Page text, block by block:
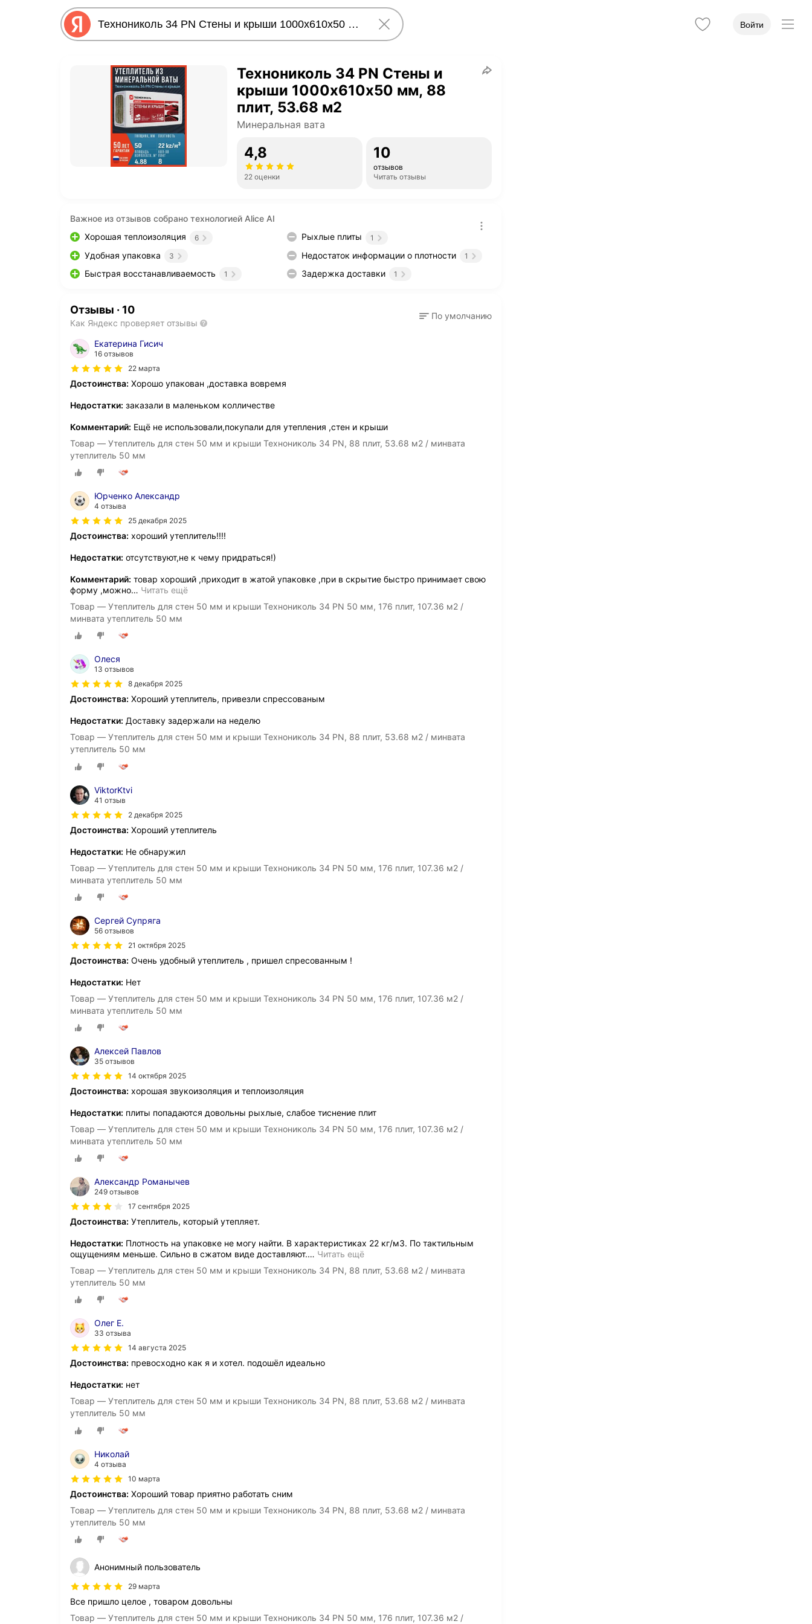
Войти
Технониколь 34 PN Стены и
крыши 1000х610х50 мм, 88
плит, 53.68 м2
Минеральная вата
4,8
22 оценки
10
отзывов
Читать отзывы
Важное из отзывов собрано технологией Alice AI
Хорошая теплоизоляция
6
Удобная упаковка 3
Быстрая восстанавливаемость 1
Рыхлые плиты 1
Недостаток информации о плотности 1
Задержка доставки 1
Отзывы · 10
Как Яндекс проверяет отзывы
По умолчанию
Екатерина Гисич
16 отзывов
22 марта
Достоинства: Хорошо упакован ,доставка вовремя
Недостатки: заказали в маленьком колличестве
Комментарий: Ещё не использовали,покупали для утепления ,стен и крыши
Товар — Утеплитель для стен 50 мм и крыши Технониколь 34 PN, 88 плит, 53.68 м2 / минвата
утеплитель 50 мм
Юрченко Александр
4 отзыва
25 декабря 2025
Достоинства: хороший утеплитель!!!!
Недостатки: отсутствуют,не к чему придраться!)
Комментарий: товар хороший ,приходит в жатой упаковке ,при в скрытие быстро принимает свою
форму ,можно… Читать ещё
Товар — Утеплитель для стен 50 мм и крыши Технониколь 34 PN 50 мм, 176 плит, 107.36 м2 /
минвата утеплитель 50 мм
Олеся
13 отзывов
8 декабря 2025
Достоинства: Хороший утеплитель, привезли спрессованым
Недостатки: Доставку задержали на неделю
Товар — Утеплитель для стен 50 мм и крыши Технониколь 34 PN, 88 плит, 53.68 м2 / минвата
утеплитель 50 мм
ViktorKtvi
41 отзыв
2 декабря 2025
Достоинства: Хороший утеплитель
Недостатки: Не обнаружил
Товар — Утеплитель для стен 50 мм и крыши Технониколь 34 PN 50 мм, 176 плит, 107.36 м2 /
минвата утеплитель 50 мм
Сергей Супряга
56 отзывов
21 октября 2025
Достоинства: Очень удобный утеплитель , пришел спресованным !
Недостатки: Нет
Товар — Утеплитель для стен 50 мм и крыши Технониколь 34 PN 50 мм, 176 плит, 107.36 м2 /
минвата утеплитель 50 мм
Алексей Павлов
35 отзывов
14 октября 2025
Достоинства: хорошая звукоизоляция и теплоизоляция
Недостатки: плиты попадаются довольны рыхлые, слабое тиснение плит
Товар — Утеплитель для стен 50 мм и крыши Технониколь 34 PN 50 мм, 176 плит, 107.36 м2 /
минвата утеплитель 50 мм
Александр Романычев
249 отзывов
17 сентября 2025
Достоинства: Утеплитель, который утепляет.
Недостатки: Плотность на упаковке не могу найти. В характеристиках 22 кг/м3. По тактильным
ощущениям меньше. Сильно в сжатом виде доставляют.… Читать ещё
Товар — Утеплитель для стен 50 мм и крыши Технониколь 34 PN, 88 плит, 53.68 м2 / минвата
утеплитель 50 мм
Олег Е.
33 отзыва
14 августа 2025
Достоинства: превосходно как я и хотел. подошёл идеально
Недостатки: нет
Товар — Утеплитель для стен 50 мм и крыши Технониколь 34 PN, 88 плит, 53.68 м2 / минвата
утеплитель 50 мм
Николай
4 отзыва
10 марта
Достоинства: Хороший товар приятно работать сним
Товар — Утеплитель для стен 50 мм и крыши Технониколь 34 PN, 88 плит, 53.68 м2 / минвата
утеплитель 50 мм
Анонимный пользователь
29 марта
Все пришло целое , товаром довольны
Товар — Утеплитель для стен 50 мм и крыши Технониколь 34 PN 50 мм, 176 плит, 107.36 м2 /